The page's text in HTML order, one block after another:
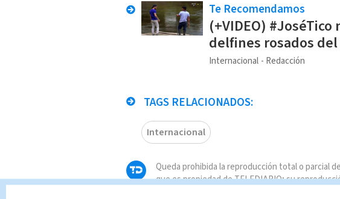
Te Recomendamos
(+VIDEO)
delfines rosados
Internacional Redacción
TAGS RELACIONADOS:
Internacional
Queda prohibida la reproducción total o parcial
que es propiedad de TELEDIARIO; su